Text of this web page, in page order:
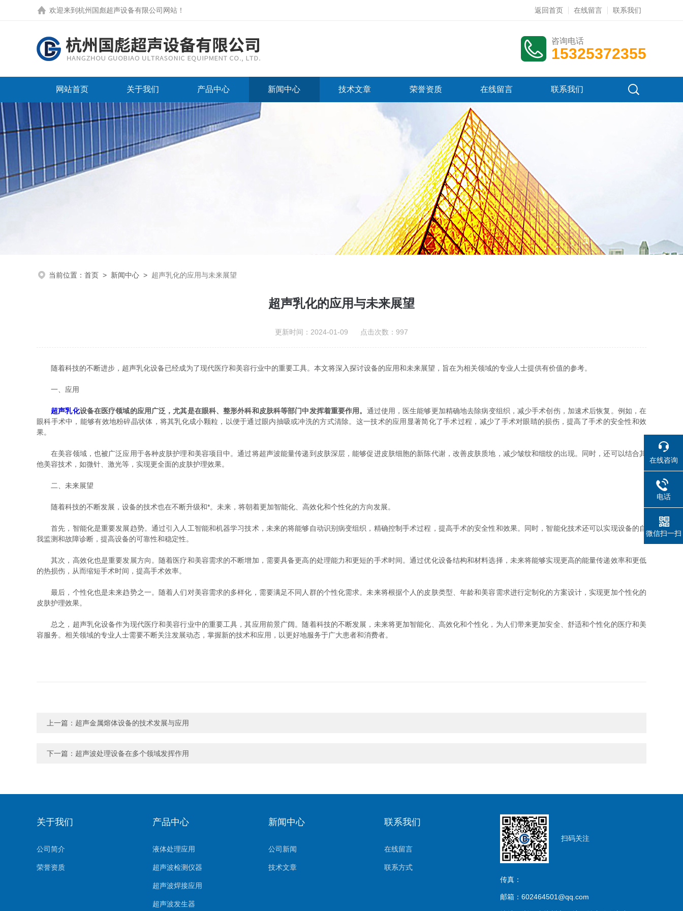
欢迎来到 杭州国彪超声设备有限公司网站 ！ 返回首页 在线留言 联系我们
咨询电话
15325372355
网站首页 关于我们 产品中心 新闻中心 技术文章 荣誉资质 在线留言 联系我们
当前位置： 首页 > 新闻中心 > 超声乳化的应用与未来展望
超声乳化的应用与未来展望
更新时间：2024-01-09 点击次数：997
随着科技的不断进步，超声乳化设备已经成为了现代医疗和美容行业中的重要工具。本文将深入探讨设备的应用和未来展望，旨在为相关领域的专业人士提供有价值的参考。
一、应用
超声乳化设备在医疗领域的应用广泛，尤其是在眼科、整形外科和皮肤科等部门中发挥着重要作用。 通过使用，医生能够更加精确地去除病变组织，减少手术创伤，加速术后恢复。例如，在
眼科手术中，能够有效地粉碎晶状体，将其乳化成小颗粒，以便于通过眼内抽吸或冲洗的方式清除。这一技术的应用显著简化了手术过程，减少了手术对眼睛的损伤，提高了手术的安全性和效
果。
在美容领域，也被广泛应用于各种皮肤护理和美容项目中。通过将超声波能量传递到皮肤深层，能够促进皮肤细胞的新陈代谢，改善皮肤质地，减少皱纹和细纹的出现。同时，还可以结合其
他美容技术，如微针、激光等，实现更全面的皮肤护理效果。
二、未来展望
随着科技的不断发展，设备的技术也在不断升级和*。未来，将朝着更加智能化、高效化和个性化的方向发展。
首先，智能化是重要发展趋势。通过引入人工智能和机器学习技术，未来的将能够自动识别病变组织，精确控制手术过程，提高手术的安全性和效果。同时，智能化技术还可以实现设备的自
我监测和故障诊断，提高设备的可靠性和稳定性。
其次，高效化也是重要发展方向。随着医疗和美容需求的不断增加，需要具备更高的处理能力和更短的手术时间。通过优化设备结构和材料选择，未来将能够实现更高的能量传递效率和更低
的热损伤，从而缩短手术时间，提高手术效率。
最后，个性化也是未来趋势之一。随着人们对美容需求的多样化，需要满足不同人群的个性化需求。未来将根据个人的皮肤类型、年龄和美容需求进行定制化的方案设计，实现更加个性化的
皮肤护理效果。
总之，超声乳化设备作为现代医疗和美容行业中的重要工具，其应用前景广阔。随着科技的不断发展，未来将更加智能化、高效化和个性化，为人们带来更加安全、舒适和个性化的医疗和美
容服务。相关领域的专业人士需要不断关注发展动态，掌握新的技术和应用，以更好地服务于广大患者和消费者。
上一篇： 超声金属熔体设备的技术发展与应用
下一篇： 超声波处理设备在多个领域发挥作用
关于我们
公司简介
荣誉资质
产品中心
液体处理应用
超声波检测仪器
超声波焊接应用
超声波发生器
新闻中心
公司新闻
技术文章
联系我们
在线留言
联系方式
扫码关注
传真：
邮箱：602464501@qq.com
在线咨询
电话
微信扫一扫